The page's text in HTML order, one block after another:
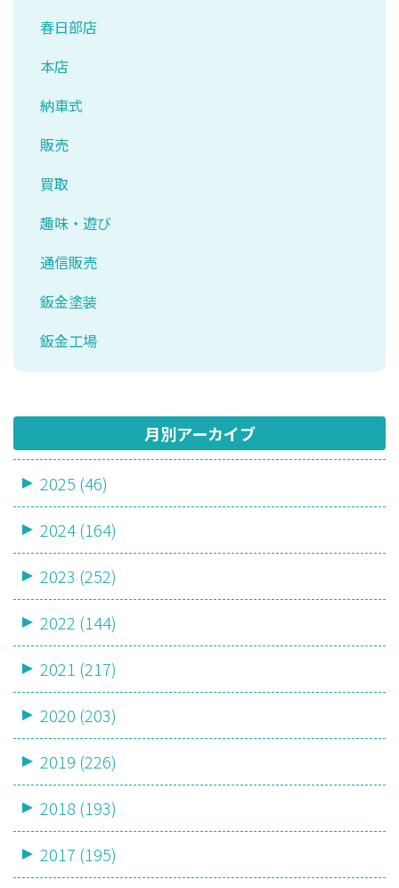
春日部店
本店
納車式
販売
買取
趣味・遊び
通信販売
鈑金塗装
鈑金工場
月別アーカイブ
2025 (46)
2024 (164)
2023 (252)
2022 (144)
2021 (217)
2020 (203)
2019 (226)
2018 (193)
2017 (195)